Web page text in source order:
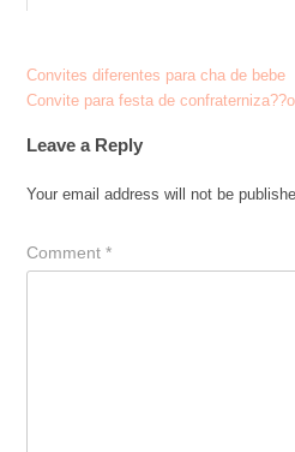
Post
navigation
Convites diferentes para cha de bebe
Convite para festa de
Leave a Reply
Your email address will not be
Comment *